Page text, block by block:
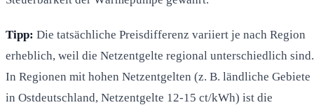
Tipp: Die tatsächliche Preisdifferenz variiert je nach Region
erheblich, weil die Netzentgelte regional unterschiedlich sind.
In Regionen mit hohen Netzentgelten (z. B. ländliche Gebiete
in Ostdeutschland, Netzentgelte 12-15 ct/kWh) ist die